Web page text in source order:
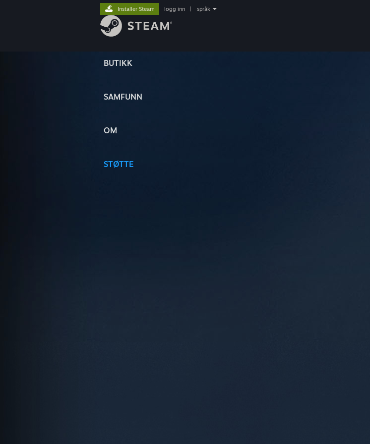
BUTIKK
SAMFUNN
OM
STØTTE
Installer Steam logg inn språk